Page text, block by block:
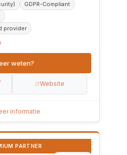
GDPR-Compliant
provider
weten?
Website
informatie
PARTNER